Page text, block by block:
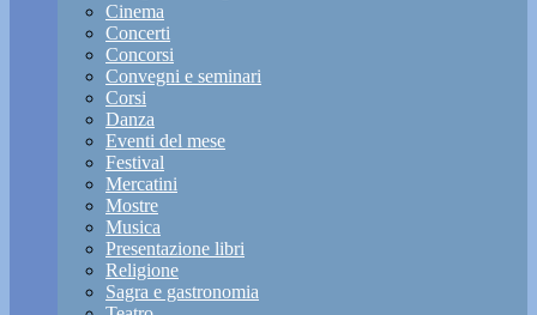
Cinema
Concerti
Concorsi
Convegni e seminari
Corsi
Danza
Eventi del mese
Festival
Mercatini
Mostre
Musica
Presentazione libri
Religione
Sagra e gastronomia